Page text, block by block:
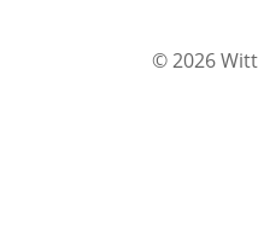
© 2026 Witt